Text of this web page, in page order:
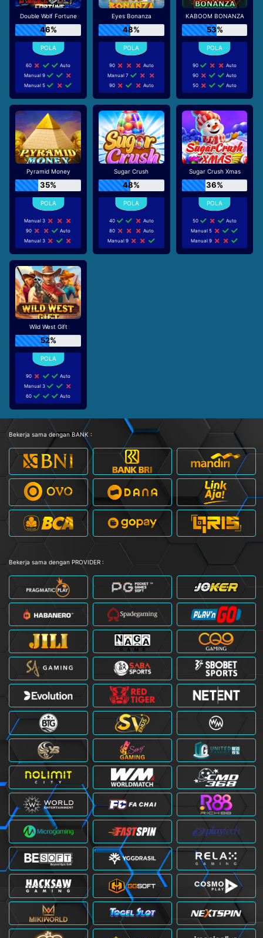
Double Wolf Fortune
46%
60
Auto
Manual 9
Manual 5
Eyes Bonanza
48%
90
Auto
Manual 7
90
Auto
KABOOM BONANZA
53%
90
Auto
90
Auto
50
Auto
Pyramid Money
35%
Manual 3
90
Auto
Manual 3
Sugar Crush
48%
40
Auto
80
Auto
Manual 9
Sugar Crush Xmas
36%
50
Auto
Manual 5
Manual 9
Wild West Gift
52%
90
Auto
Manual 3
60
Auto
Bekerja sama dengan BANK :
Bekerja sama dengan PROVIDER :